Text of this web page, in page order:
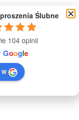
Ślubne
104 opinii
Google